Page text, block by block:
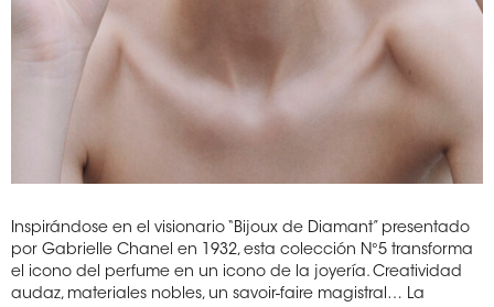
Inspirándose en el visionario “Bijoux de Diamant” presentado
por Gabrielle Chanel en 1932, esta colección N°5 transforma
el icono del perfume en un icono de la joyería. Creatividad
audaz, materiales nobles, un savoir-faire magistral… La